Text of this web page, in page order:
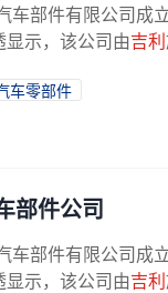
车部件有限公司成
示，该公司由吉利
车零部件
部件公司
车部件有限公司成
示，该公司由吉利